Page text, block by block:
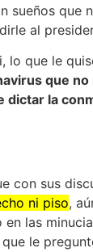
sueños
al
lo que le
que
dictar la
con sus
ni piso,
en las
le